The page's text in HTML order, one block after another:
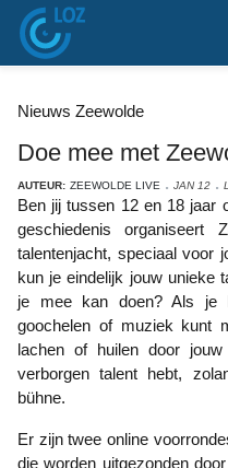
Nieuws Zeewolde
Doe mee met
AUTEUR: ZEEWOLDE LIVE JAN 12
Ben jij tussen 12 en 18 jaar oud? Opgelet! Voor het eerst in de
geschiedenis organiseert
talentenjacht, speciaal voor
kun je eindelijk jouw unieke
je mee kan doen? Als je
goochelen of muziek kunt
lachen of huilen door
verborgen talent hebt,
bühne.
Er zijn twee online voorrondes op resp. 30 januari en 6 februari,
die worden uitgezonden